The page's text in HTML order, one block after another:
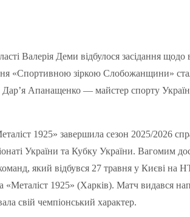
Валерія Деми відбулося засідання щодо
«Спортивною зіркою Слобожанщини»
Дар’я Апанащенко — майстер спорту
1925» завершила сезон 2025/2026
України та Кубку України. Вагомим
який відбувся 27 травня у Києві на
«Металіст 1925» (Харків). Матч видався
свій чемпіонський характер.